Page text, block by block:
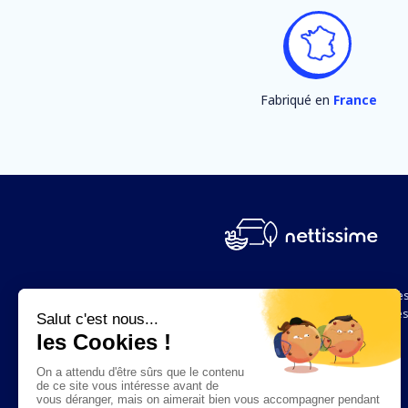
Fabriqué en France
Je souhaite être informé(e) par e-mail des
nouveautés, conseils et offres exclusives
Nettissime
ADRESSE E-MAIL